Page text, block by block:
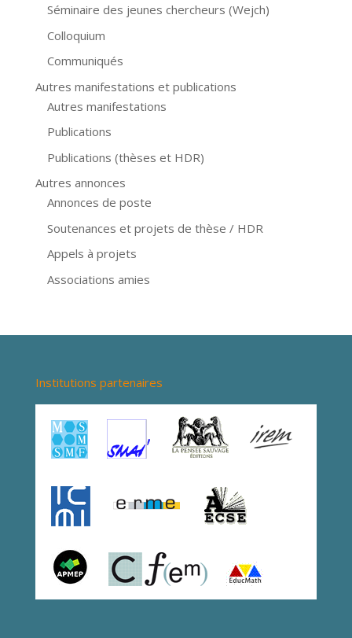
Séminaire des jeunes chercheurs (Wejch)
Colloquium
Communiqués
Autres manifestations et publications
Autres manifestations
Publications
Publications (thèses et HDR)
Autres annonces
Annonces de poste
Soutenances et projets de thèse / HDR
Appels à projets
Associations amies
Institutions partenaires